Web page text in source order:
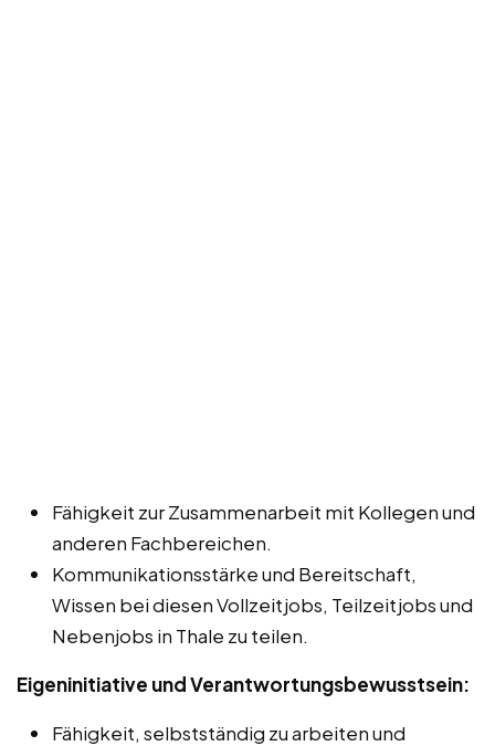
Fähigkeit zur Zusammenarbeit mit Kollegen und
anderen Fachbereichen.
Kommunikationsstärke und Bereitschaft,
Wissen bei diesen Vollzeitjobs, Teilzeitjobs und
Nebenjobs in Thale zu teilen.
Eigeninitiative und Verantwortungsbewusstsein:
Fähigkeit, selbstständig zu arbeiten und